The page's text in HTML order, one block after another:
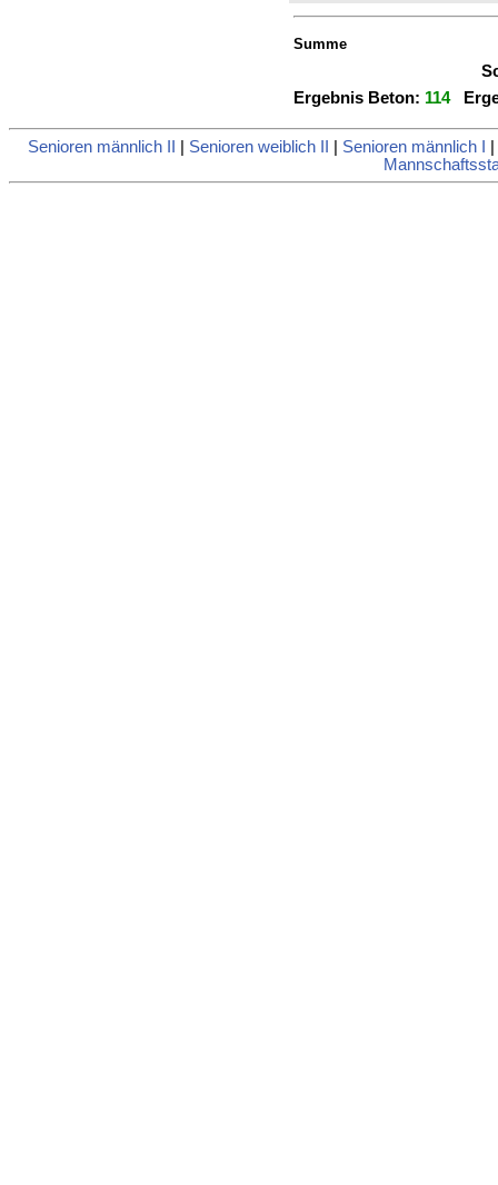
Summe
Ergebnis Beton: 114
Senioren männlich II Senioren weiblich II Senioren männlich I